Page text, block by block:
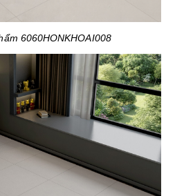
6060HONKHOAI008